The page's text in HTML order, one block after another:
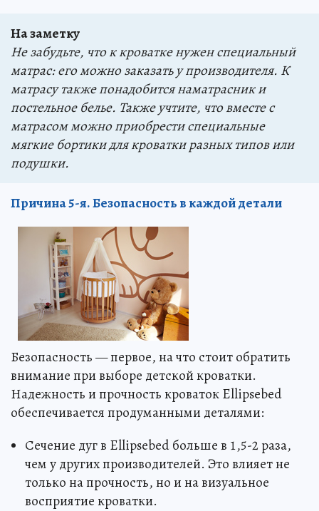
На заметку
Не забудьте, что к кроватке нужен специальный
матрас: его можно заказать у производителя. К
матрасу также понадобится наматрасник и
постельное белье. Также учтите, что вместе с
матрасом можно приобрести специальные
мягкие бортики для кроватки разных типов или
подушки.
Причина 5-я. Безопасность в каждой детали
Безопасность — первое, на что стоит обратить
внимание при выборе детской кроватки.
Надежность и прочность кроваток Ellipsebed
обеспечивается продуманными деталями:
Сечение дуг в Ellipsebed больше в 1,5-2 раза,
чем у других производителей. Это влияет не
только на прочность, но и на визуальное
восприятие кроватки.